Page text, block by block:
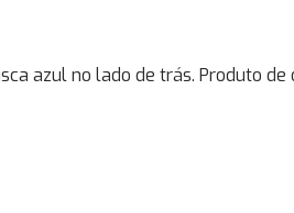
azul no lado de trás. Produto